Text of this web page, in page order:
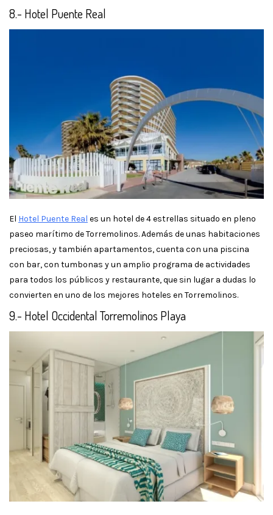
8.- Hotel Puente Real
El Hotel Puente Real es un hotel de 4 estrellas situado en pleno
paseo marítimo de Torremolinos. Además de unas habitaciones
preciosas, y también apartamentos, cuenta con una piscina
con bar, con tumbonas y un amplio programa de actividades
para todos los públicos y restaurante, que sin lugar a dudas lo
convierten en uno de los mejores hoteles en Torremolinos.
9.- Hotel Occidental Torremolinos Playa